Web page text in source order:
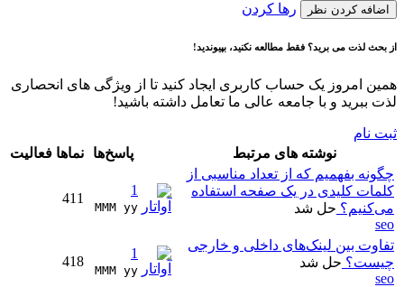
اضافه کردن نظر رها کردن
از بحث لذت می برید؟ فقط مطالعه نکنید، بپیوندید!
همین امروز یک حساب کاربری ایجاد کنید تا از ویژگی های انحصاری
لذت ببرید و با جامعه عالی ما تعامل داشته باشید!
ثبت نام
نوشته های مرتبط
پاسخ‌ها نماها فعالیت
چگونه بفهمیم که از تعداد مناسبی از
کلمات کلیدی در یک صفحه استفاده
می‌کنیم؟ حل شد
seo
1
MMM yy
411
تفاوت بین لینک‌های داخلی و خارجی
چیست؟ حل شد
seo
1
MMM yy
418